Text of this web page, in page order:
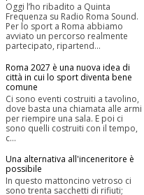
Oggi l’ho ribadito a Quinta
Frequenza su Radio Roma Sound.
Per lo sport a Roma abbiamo
avviato un percorso realmente
partecipato, ripartend...
Roma 2027 è una nuova idea di
città in cui lo sport diventa bene
comune
Ci sono eventi costruiti a tavolino,
dove basta una chiamata alle armi
per riempire una sala. E poi ci
sono quelli costruiti con il tempo,
c...
Una alternativa all'inceneritore è
possibile
In questo mattoncino vetroso ci
sono trenta sacchetti di rifiuti;